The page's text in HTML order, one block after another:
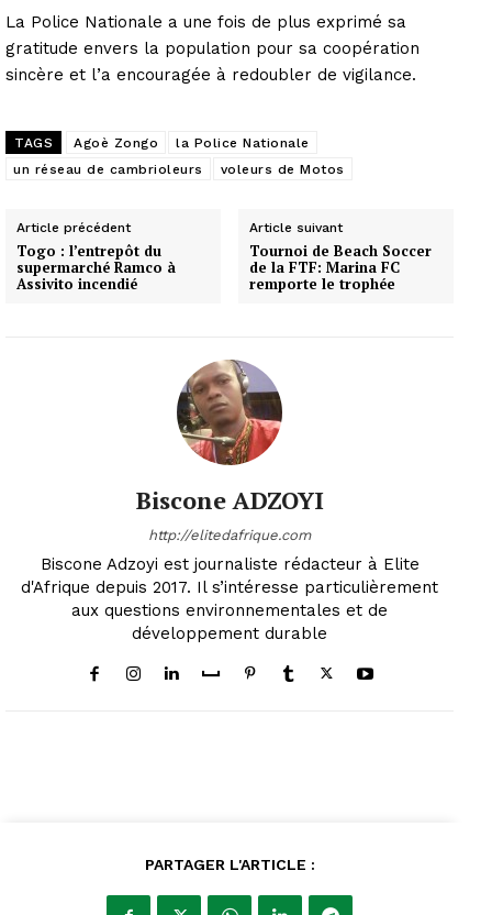
La Police Nationale a une fois de plus exprimé sa
gratitude envers la population pour sa coopération
sincère et l’a encouragée à redoubler de vigilance.
TAGS Agoè Zongo
la Police Nationale
un réseau de cambrioleurs
voleurs de Motos
Article précédent
Togo : l’entrepôt du
supermarché Ramco à
Assivito incendié
Article suivant
Tournoi de Beach Soccer
de la FTF: Marina FC
remporte le trophée
Biscone ADZOYI
http://elitedafrique.com
Biscone Adzoyi est journaliste rédacteur à Elite
d'Afrique depuis 2017. Il s’intéresse particulièrement
aux questions environnementales et de
développement durable
PARTAGER L'ARTICLE :